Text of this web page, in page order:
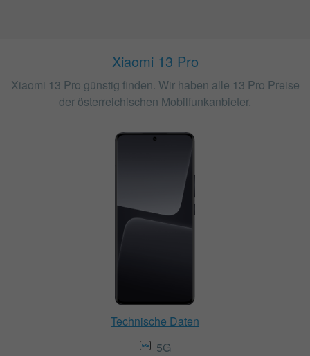
Xiaomi 13 Pro
Xiaomi 13 Pro günstig finden. Wir haben alle 13 Pro Preise
der österreichischen Mobilfunkanbieter.
Technische Daten
5G